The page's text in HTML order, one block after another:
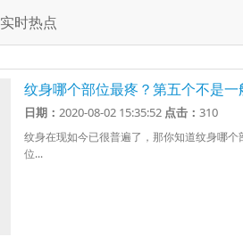
实时热点
纹身哪个部位最疼？第五个不是
日期： 2020-08-02 15:35:52 点击： 310
纹身在现如今已很普遍了，那你知道纹身哪
位...